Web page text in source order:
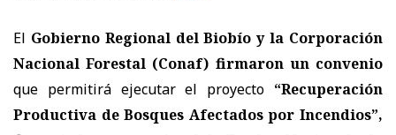
El Gobierno Regional del Biobío y la Corporación
Nacional Forestal (Conaf) firmaron un convenio
que permitirá ejecutar el proyecto “Recuperación
Productiva de Bosques Afectados por Incendios”,